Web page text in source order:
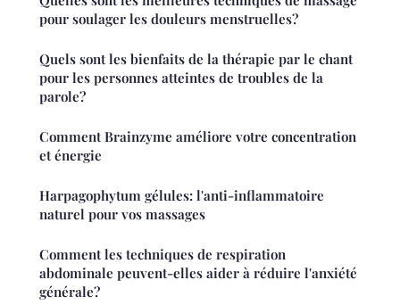
pour soulager les douleurs menstruelles?
Quels sont les bienfaits de la thérapie par le chant
pour les personnes atteintes de troubles de la
parole?
Comment Brainzyme améliore votre concentration
et énergie
Harpagophytum gélules: l'anti-inflammatoire
naturel pour vos massages
Comment les techniques de respiration
abdominale peuvent-elles aider à réduire l'anxiété
générale?